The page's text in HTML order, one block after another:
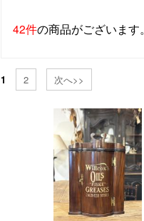
42件の商品がございます。
1 2 次へ>>